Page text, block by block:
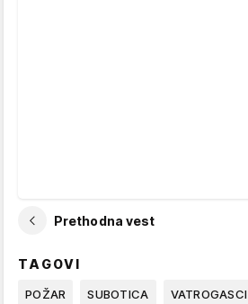
Prethodna vest
TAGOVI
POŽAR SUBOTICA VATROGASCI